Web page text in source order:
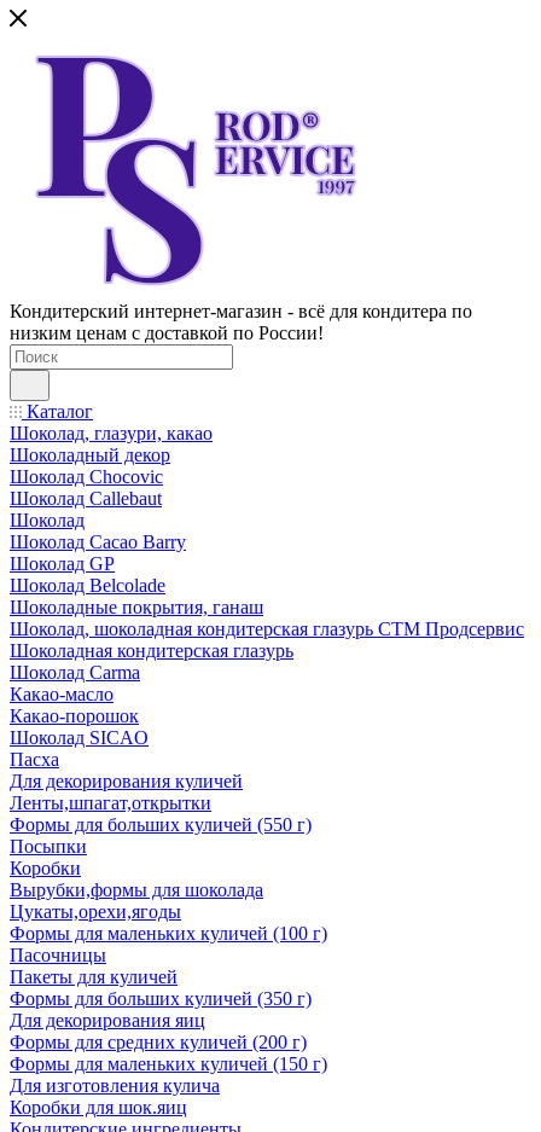
Кондитерский интернет-магазин - всё для кондитера по
низким ценам с доставкой по России!
Каталог
Шоколад, глазури, какао
Шоколадный декор
Шоколад Chocovic
Шоколад Callebaut
Шоколад
Шоколад Cacao Barry
Шоколад GP
Шоколад Belcolade
Шоколадные покрытия, ганаш
Шоколад, шоколадная кондитерская глазурь СТМ Продсервис
Шоколадная кондитерская глазурь
Шоколад Carma
Какао-масло
Какао-порошок
Шоколад SICAO
Пасха
Для декорирования куличей
Ленты,шпагат,открытки
Формы для больших куличей (550 г)
Посыпки
Коробки
Вырубки,формы для шоколада
Цукаты,орехи,ягоды
Формы для маленьких куличей (100 г)
Пасочницы
Пакеты для куличей
Формы для больших куличей (350 г)
Для декорирования яиц
Формы для средних куличей (200 г)
Формы для маленьких куличей (150 г)
Для изготовления кулича
Коробки для шок.яиц